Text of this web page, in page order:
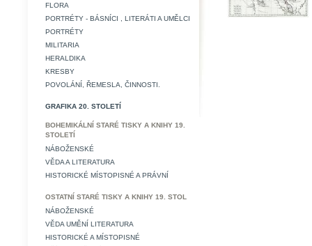
FLORA
PORTRÉTY - BÁSNÍCI , LITERÁTI A UMĚLCI
PORTRÉTY
MILITARIA
HERALDIKA
KRESBY
POVOLÁNÍ, ŘEMESLA, ČINNOSTI.
GRAFIKA 20. STOLETÍ
BOHEMIKÁLNÍ STARÉ TISKY A KNIHY 19.
STOLETÍ
NÁBOŽENSKÉ
VĚDA A LITERATURA
HISTORICKÉ MÍSTOPISNÉ A PRÁVNÍ
OSTATNÍ STARÉ TISKY A KNIHY 19. STOL
NÁBOŽENSKÉ
VĚDA UMĚNÍ LITERATURA
HISTORICKÉ A MÍSTOPISNÉ